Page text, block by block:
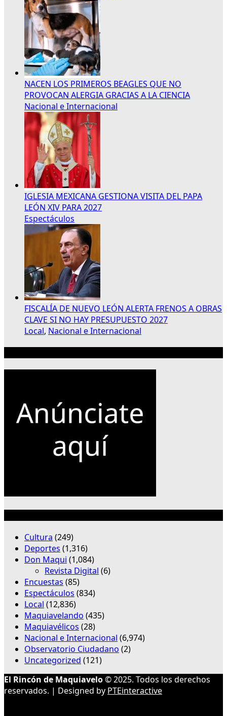
NACEN LOS PRIMEROS BEAGLES QUE NO
PROVOCAN ALERGIA GRACIAS A LA CIENCIA
Nacional e Internacional
IGLESIA MEXICANA GESTIONA VISITA DEL PAPA
LEÓN XIV PARA 2027
Espectáculos
FISCALÍA DE NUEVO LEÓN ALERTA FRENOS A OBRAS
CLAVE SI NO HAY PRESUPUESTO 2027
Local, Nacional e Internacional
Cultura (249)
Deportes (1,316)
Don Maqui (1,084)
Revista Digital (6)
Encuestas (85)
Espectáculos (834)
Local (12,836)
Maquiavelando (435)
Maquiavélicos (28)
Nacional e Internacional (6,974)
Observatorio Ciudadano (2)
Uncategorized (121)
El Rincón de Maquiavelo© 2025. Todos los derechos
reservados. | Designed by PTEinteractive